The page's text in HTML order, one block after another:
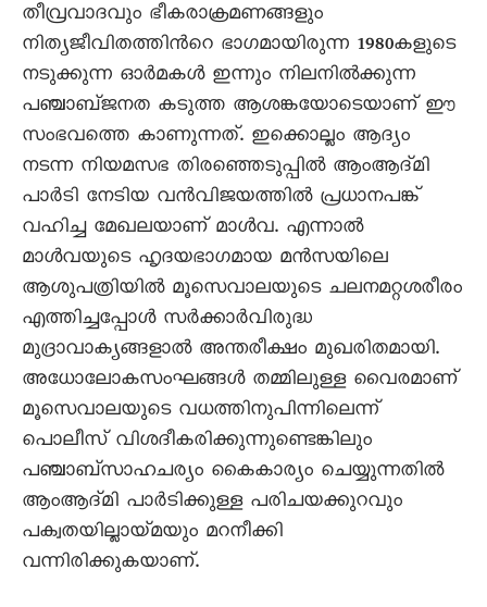
തീവ്രവാദവും ഭീകരാക്രമണങ്ങളും
നിത്യജീവിതത്തിന്‍റെ ഭാഗമായിരുന്ന 1980കളുടെ
നടുക്കുന്ന ഓര്‍മകള്‍ ഇന്നും നിലനില്‍ക്കുന്ന
പഞ്ചാബ്ജനത കടുത്ത ആശങ്കയോടെയാണ് ഈ
സംഭവത്തെ കാണുന്നത്. ഇക്കൊല്ലം ആദ്യം
നടന്ന നിയമസഭ തിരഞ്ഞെടുപ്പില്‍ ആംആദ്മി
പാര്‍ടി നേടിയ വന്‍വിജയത്തില്‍ പ്രധാനപങ്ക്
വഹിച്ച മേഖലയാണ് മാള്‍വ. എന്നാല്‍
മാള്‍വയുടെ ഹൃദയഭാഗമായ മന്‍സയിലെ
ആശുപത്രിയില്‍ മൂസെവാലയുടെ ചലനമറ്റശരീരം
എത്തിച്ചപ്പോള്‍ സര്‍ക്കാര്‍വിരുദ്ധ
മുദ്രാവാക്യങ്ങളാല്‍ അന്തരീക്ഷം മുഖരിതമായി.
അധോലോകസംഘങ്ങള്‍ തമ്മിലുള്ള വൈരമാണ്
മൂസെവാലയുടെ വധത്തിനുപിന്നിലെന്ന്
പൊലീസ് വിശദീകരിക്കുന്നുണ്ടെങ്കിലും
പഞ്ചാബ്സാഹചര്യം കൈകാര്യം ചെയ്യുന്നതില്‍
ആംആദ്മി പാര്‍ടിക്കുള്ള പരിചയക്കുറവും
പക്വതയില്ലായ്മയും മറനീക്കി
വന്നിരിക്കുകയാണ്.